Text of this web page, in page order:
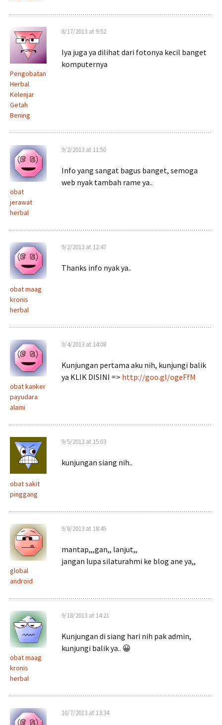
Pengobatan
Herbal
Kelenjar
Getah
Bening
8/17/2013 at 9:52
Iya juga ya dilihat dari fotonya kecil banget
komputernya
obat
jerawat
herbal
9/2/2013 at 11:50
Info yang sangat bagus banget, semoga
web nyak tambah rame ya..
obat maag
kronis
herbal
9/2/2013 at 12:47
Thanks info nyak ya..
obat kanker
payudara
alami
9/4/2013 at 14:08
Kunjungan pertama aku nih, kunjungi balik
ya KLIK DISINI => http://goo.gl/ogeFfM
obat sakit
pinggang
9/5/2013 at 15:03
kunjungan siang nih..
global
android
9/8/2013 at 18:45
mantap,,,gan,, lanjut,,
jangan lupa silaturahmi ke blog ane ya,,
obat maag
kronis
herbal
9/18/2013 at 14:21
Kunjungan di siang hari nih pak admin,
kunjungi balik ya.. 😀
10/7/2013 at 13:34